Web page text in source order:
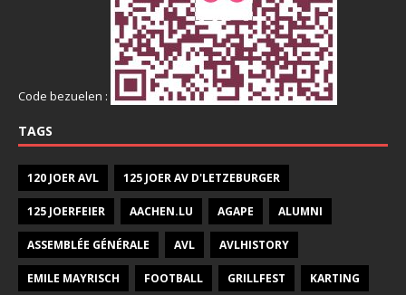
Code bezuelen :
TAGS
120 JOER AVL 125 JOER AV D'LETZEBURGER
125 JOERFEIER AACHEN.LU AGAPE ALUMNI
ASSEMBLÉE GÉNÉRALE AVL AVLHISTORY
EMILE MAYRISCH FOOTBALL GRILLFEST KARTING